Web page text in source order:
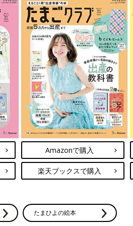
Amazonで購入
楽天ブックスで購入
たまひよの絵本